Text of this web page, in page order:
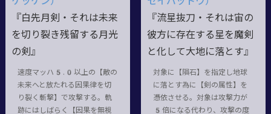
『白先月剣・それは未来
を切り裂き残留する月光
の剣』
速度マッハ5.0以上の【敵の
未来へと放たれる因果律を切
り裂く斬撃】で攻撃する。軌
跡にはしばらく【因果を無視
『流星抜刀・それは宙の
彼方に存在する星を魔剣
と化して大地に落とす』
対象に【隕石】を指定し地球
に落とす為に【剣の属性】を
憑依させる。対象は攻撃力が
5倍になる代わり、攻撃の度